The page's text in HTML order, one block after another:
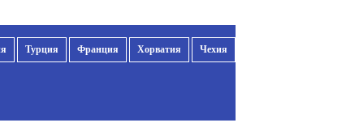
Турция Франция Хорватия Чехия